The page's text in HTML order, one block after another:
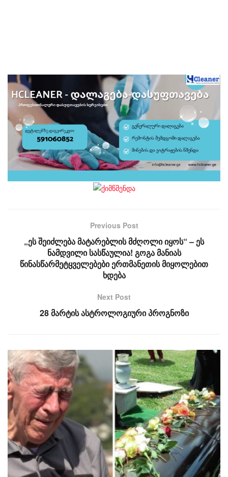
Previous Post
„ეს შეიძლება მატარებლის მძღოლი იყოს“ – ეს
ნამდვილი სასწაულია! გოგა მანიას
წინასწარმეტყველებები ერთმანეთის მიყოლებით
ხდება
Next Post
28 მარტის ასტროლოგიური პროგნოზი